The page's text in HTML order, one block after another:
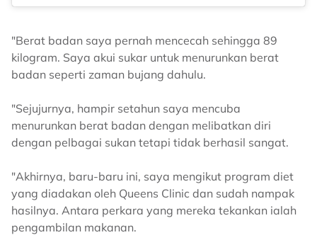
"Berat badan saya pernah mencecah sehingga 89
kilogram. Saya akui sukar untuk menurunkan berat
badan seperti zaman bujang dahulu.
"Sejujurnya, hampir setahun saya mencuba
menurunkan berat badan dengan melibatkan diri
dengan pelbagai sukan tetapi tidak berhasil sangat.
"Akhirnya, baru-baru ini, saya mengikut program diet
yang diadakan oleh Queens Clinic dan sudah nampak
hasilnya. Antara perkara yang mereka tekankan ialah
pengambilan makanan.